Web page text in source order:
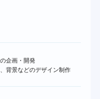
企画・開発
背景などのデザイン制作